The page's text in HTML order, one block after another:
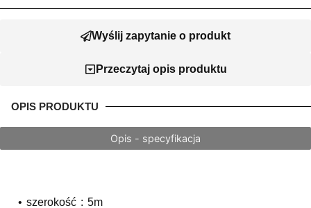
Wyślij zapytanie o produkt
Przeczytaj opis produktu
OPIS PRODUKTU
Opis - specyfikacja
• szerokość : 5m